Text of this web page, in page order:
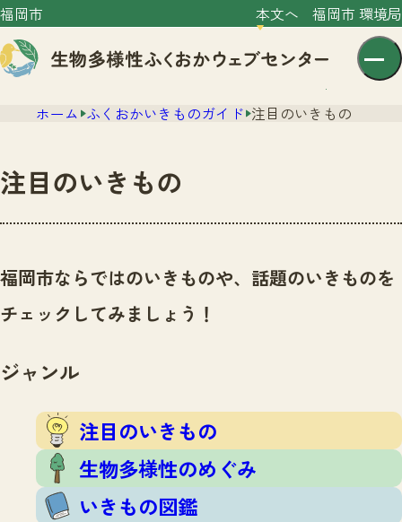
福岡市 本文へ 福岡市 環境局
センター紹介
センター紹介TOP
サイトポリシー
ニュース
いきものガイド
注目のいきもの
生物多様性のめぐみ
いきもの図鑑
おでかけコース
保全アクション
イベント
いきもの調査隊
調査レポート
マッチング
ホーム ふくおかいきものガイド 注目のいきもの
注目のいきもの
福岡市ならではのいきものや、話題のいきものを
チェックしてみましょう！
ジャンル
注目のいきもの
生物多様性のめぐみ
いきもの図鑑